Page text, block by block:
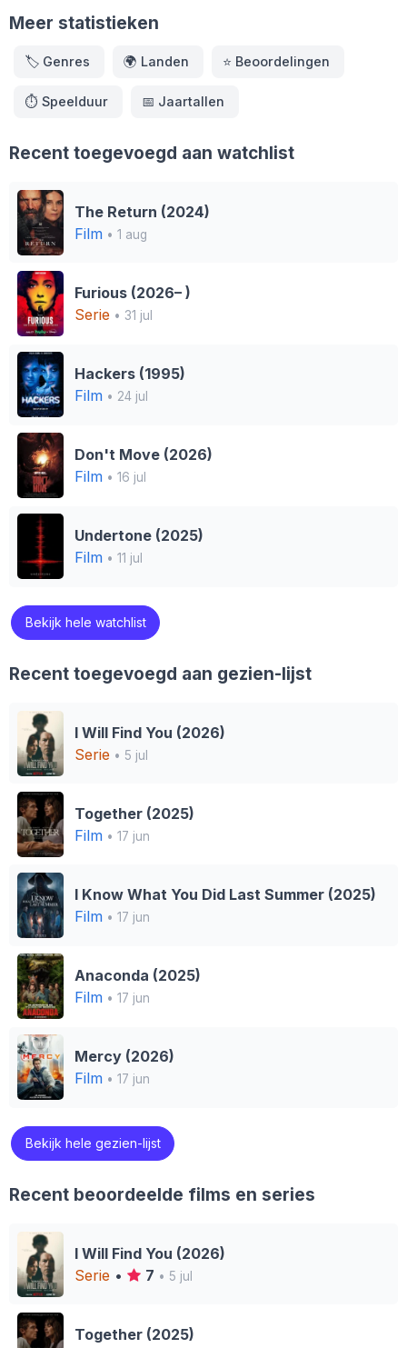
Meer statistieken
🏷️ Genres 🌍 Landen ⭐️ Beoordelingen
⏱️ Speelduur 📅 Jaartallen
Recent toegevoegd aan watchlist
The Return (2024)
Film • 1 aug
Furious (2026– )
Serie • 31 jul
Hackers (1995)
Film • 24 jul
Don't Move (2026)
Film • 16 jul
Undertone (2025)
Film • 11 jul
Bekijk hele watchlist
Recent toegevoegd aan gezien-lijst
I Will Find You (2026)
Serie • 5 jul
Together (2025)
Film • 17 jun
I Know What You Did Last Summer (2025)
Film • 17 jun
Anaconda (2025)
Film • 17 jun
Mercy (2026)
Film • 17 jun
Bekijk hele gezien-lijst
Recent beoordeelde films en series
I Will Find You (2026)
Serie • 7 • 5 jul
Together (2025)